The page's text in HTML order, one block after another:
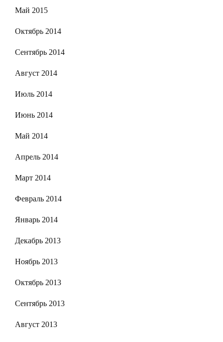
Май 2015
Октябрь 2014
Сентябрь 2014
Август 2014
Июль 2014
Июнь 2014
Май 2014
Апрель 2014
Март 2014
Февраль 2014
Январь 2014
Декабрь 2013
Ноябрь 2013
Октябрь 2013
Сентябрь 2013
Август 2013